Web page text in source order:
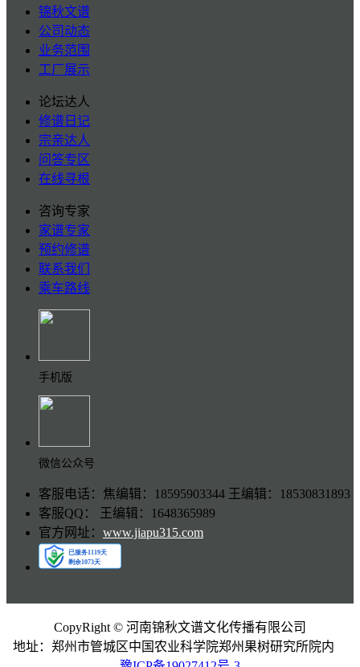
锦秋文谱
公司动态
业务范围
工厂展示
论坛达人
修谱日记
宗亲达人
问答专区
在线寻根
咨询专家
家谱专家
预约修谱
联系我们
乘车路线
手机版
微信公众号
客服电话：焦编辑：18595903344 王编辑：18530831893
客服QQ： 王编辑：1648365989
官方网址： www.jiapu315.com
CopyRight © 河南锦秋文谱文化传播有限公司
地址：郑州市管城区中国农业科学院郑州果树研究所院内